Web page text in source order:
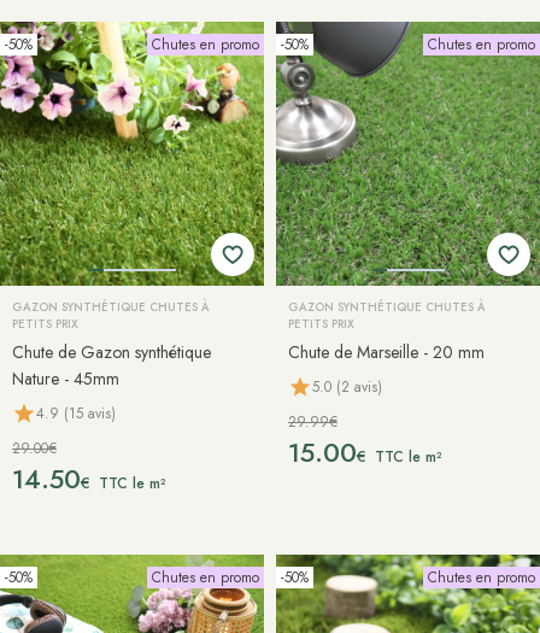
-50% Chutes en promo
GAZON SYNTHÉTIQUE CHUTES À
PETITS PRIX
Chute de Gazon synthétique
Nature - 45mm
4.9 (15 avis)
29.00€
14.50€ TTC le m²
-50% Chutes en promo
GAZON SYNTHÉTIQUE CHUTES À
PETITS PRIX
Chute de Marseille - 20 mm
5.0 (2 avis)
29.99€
15.00€ TTC le m²
-50% Chutes en promo -50% Chutes en promo